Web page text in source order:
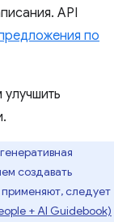
API
по
создавать
следует
+ AI Guidebook)